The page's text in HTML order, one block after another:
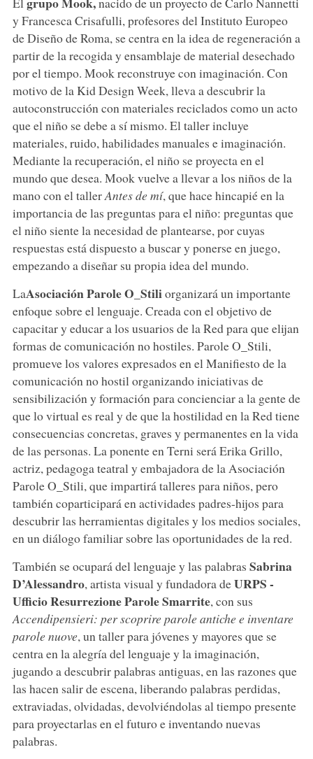
y Francesca Crisafulli, profesores del Instituto Europeo
de Diseño de Roma, se centra en la idea de regeneración a
partir de la recogida y ensamblaje de material desechado
por el tiempo. Mook reconstruye con imaginación. Con
motivo de la Kid Design Week, lleva a descubrir la
autoconstrucción con materiales reciclados como un acto
que el niño se debe a sí mismo. El taller incluye
materiales, ruido, habilidades manuales e imaginación.
Mediante la recuperación, el niño se proyecta en el
mundo que desea. Mook vuelve a llevar a los niños de la
mano con el tallerAntes de mí, que hace hincapié en la
importancia de las preguntas para el niño: preguntas que
el niño siente la necesidad de plantearse, por cuyas
respuestas está dispuesto a buscar y ponerse en juego,
empezando a diseñar su propia idea del mundo.
LaAsociación Parole O_Stiliorganizará un importante
enfoque sobre el lenguaje. Creada con el objetivo de
capacitar y educar a los usuarios de la Red para que elijan
formas de comunicación no hostiles. Parole O_Stili,
promueve los valores expresados en el Manifiesto de la
comunicación no hostil organizando iniciativas de
sensibilización y formación para concienciar a la gente de
que lo virtual es real y de que la hostilidad en la Red tiene
consecuencias concretas, graves y permanentes en la vida
de las personas. La ponente en Terni será Erika Grillo,
actriz, pedagoga teatral y embajadora de la Asociación
Parole O_Stili, que impartirá talleres para niños, pero
también coparticipará en actividades padres-hijos para
descubrir las herramientas digitales y los medios sociales,
en un diálogo familiar sobre las oportunidades de la red.
También se ocupará del lenguaje y las palabras Sabrina
D’Alessandro, artista visual y fundadora deURPS -
Ufficio Resurrezione Parole Smarrite, con sus
Accendipensieri: per scoprire parole antiche e inventare
parole nuove, un taller para jóvenes y mayores que se
centra en la alegría del lenguaje y la imaginación,
jugando a descubrir palabras antiguas, en las razones que
las hacen salir de escena, liberando palabras perdidas,
extraviadas, olvidadas, devolviéndolas al tiempo presente
para proyectarlas en el futuro e inventando nuevas
palabras.